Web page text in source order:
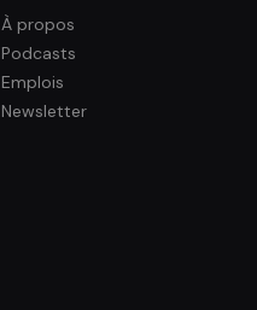
À propos
Podcasts
Emplois
Newsletter